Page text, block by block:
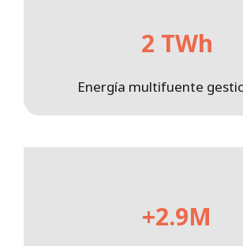
2 TWh
Energía multifuente
+2.9M